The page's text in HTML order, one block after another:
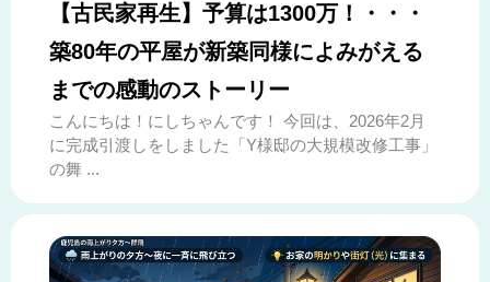
【古民家再生】予算は1300万！・・・
築80年の平屋が新築同様によみがえる
までの感動のストーリー
こんにちは！にしちゃんです！ 今回は、2026年2月
に完成引渡しをしました「Y様邸の大規模改修工事」
の舞 ...